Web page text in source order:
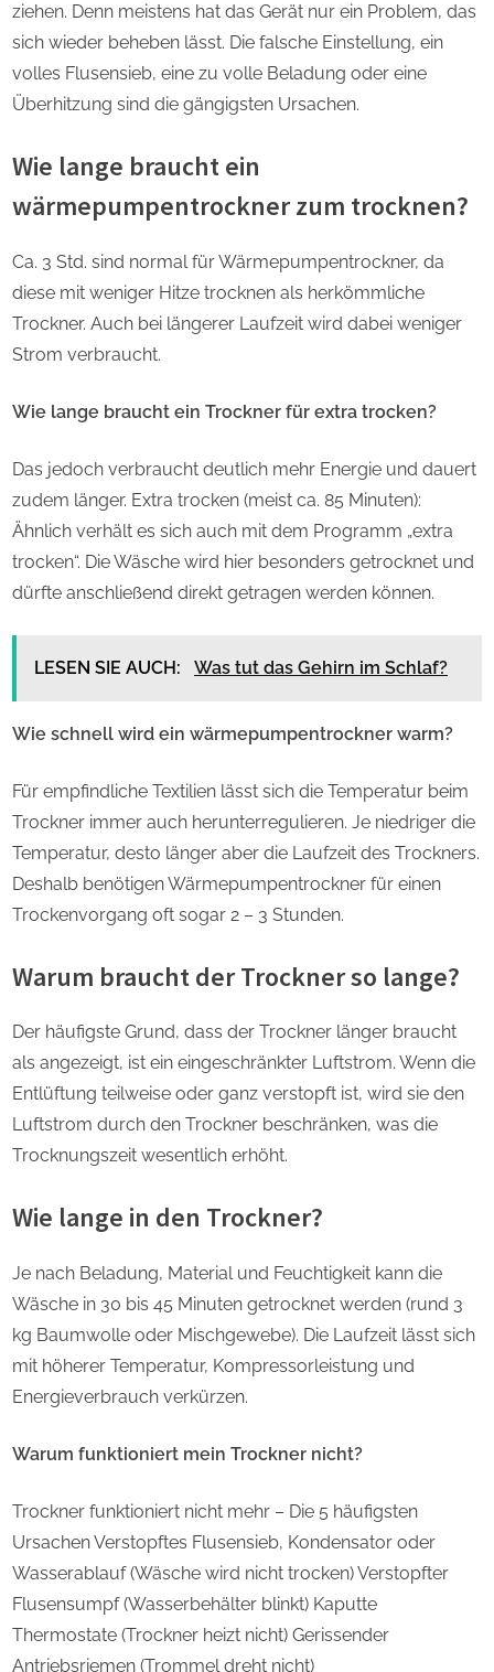
ziehen. Denn meistens hat das Gerät nur ein Problem, das
sich wieder beheben lässt. Die falsche Einstellung, ein
volles Flusensieb, eine zu volle Beladung oder eine
Überhitzung sind die gängigsten Ursachen.
Wie lange braucht ein
wärmepumpentrockner zum trocknen?
Ca. 3 Std. sind normal für Wärmepumpentrockner, da
diese mit weniger Hitze trocknen als herkömmliche
Trockner. Auch bei längerer Laufzeit wird dabei weniger
Strom verbraucht.
Wie lange braucht ein Trockner für extra trocken?
Das jedoch verbraucht deutlich mehr Energie und dauert
zudem länger. Extra trocken (meist ca. 85 Minuten):
Ähnlich verhält es sich auch mit dem Programm „extra
trocken“. Die Wäsche wird hier besonders getrocknet und
dürfte anschließend direkt getragen werden können.
LESEN SIE AUCH: Was tut das Gehirn im Schlaf?
Wie schnell wird ein wärmepumpentrockner warm?
Für empfindliche Textilien lässt sich die Temperatur beim
Trockner immer auch herunterregulieren. Je niedriger die
Temperatur, desto länger aber die Laufzeit des Trockners.
Deshalb benötigen Wärmepumpentrockner für einen
Trockenvorgang oft sogar 2 – 3 Stunden.
Warum braucht der Trockner so lange?
Der häufigste Grund, dass der Trockner länger braucht
als angezeigt, ist ein eingeschränkter Luftstrom. Wenn die
Entlüftung teilweise oder ganz verstopft ist, wird sie den
Luftstrom durch den Trockner beschränken, was die
Trocknungszeit wesentlich erhöht.
Wie lange in den Trockner?
Je nach Beladung, Material und Feuchtigkeit kann die
Wäsche in 30 bis 45 Minuten getrocknet werden (rund 3
kg Baumwolle oder Mischgewebe). Die Laufzeit lässt sich
mit höherer Temperatur, Kompressorleistung und
Energieverbrauch verkürzen.
Warum funktioniert mein Trockner nicht?
Trockner funktioniert nicht mehr – Die 5 häufigsten
Ursachen Verstopftes Flusensieb, Kondensator oder
Wasserablauf (Wäsche wird nicht trocken) Verstopfter
Flusensumpf (Wasserbehälter blinkt) Kaputte
Thermostate (Trockner heizt nicht) Gerissender
Antriebsriemen (Trommel dreht nicht)